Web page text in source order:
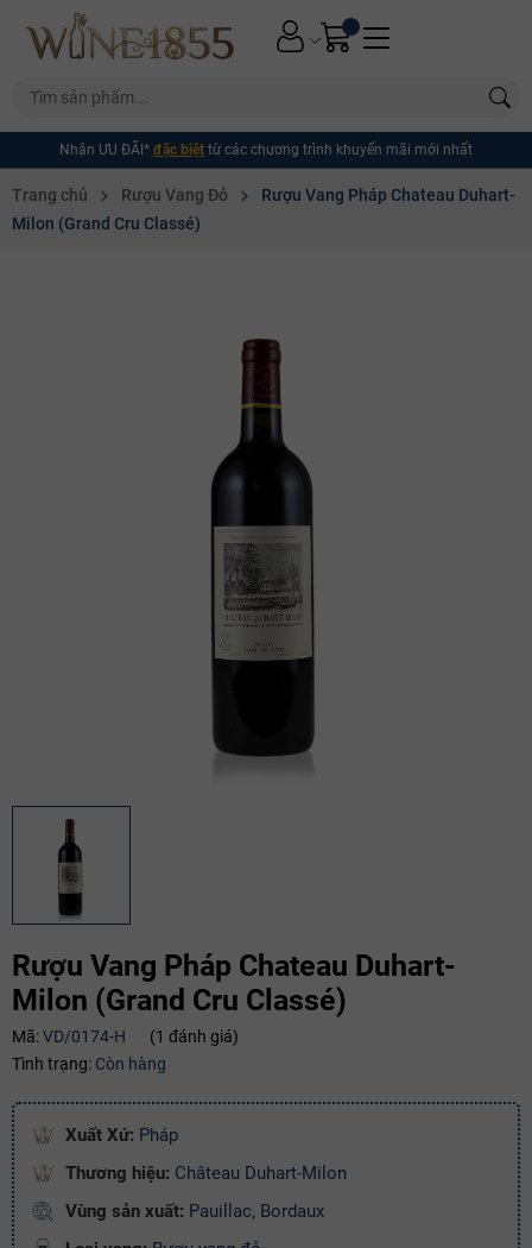
Nhận ƯU ĐÃI* đặc biệt từ các chương trình khuyến mãi mới nhất
Trang chủ Rượu Vang Đỏ
Rượu Vang Pháp Chateau Duhart-
Milon (Grand Cru Classé)
Rượu Vang Pháp Chateau Duhart-
Milon (Grand Cru Classé)
Mã:VD/0174-H
(1 đánh giá)
Tình trạng: Còn hàng
Xuất Xứ: Pháp
Thương hiệu: Château Duhart-Milon
Vùng sản xuất: Pauillac, Bordaux
Mã giảm giá:
Ngày hết hạn:
Copy mã và nhập mã ở trangTHANH TOÁN bạn nhé!